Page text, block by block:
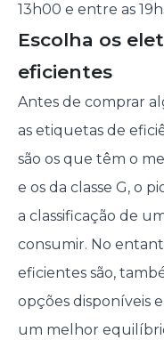
13h00 e entre as
Escolha os
eficientes
Antes de comprar
as etiquetas de
são os que têm o
e os da classe G, o
a classificação de
consumir. No
eficientes são,
opções disponíveis
um melhor